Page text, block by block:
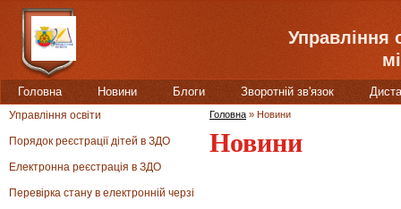
Управління
Головна Новини Блоги Зворотній зв'язок
Управління освіти
Порядок реєстрації дітей в ЗДО
Електронна реєстрація в ЗДО
Перевірка стану в електронній черзі
Головна » Новини
Новини